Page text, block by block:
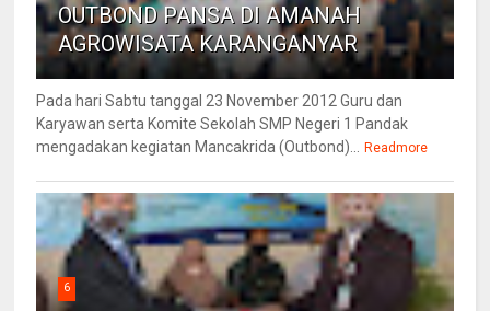
OUTBOND PANSA DI AMANAH
AGROWISATA KARANGANYAR
Pada hari Sabtu tanggal 23 November 2012 Guru dan
Karyawan serta Komite Sekolah SMP Negeri 1 Pandak
mengadakan kegiatan Mancakrida (Outbond)...
Readmore
6